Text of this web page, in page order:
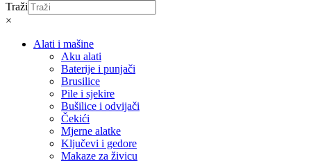
Traži
×
Alati i mašine
Aku alati
Baterije i punjači
Brusilice
Pile i sjekire
Bušilice i odvijači
Čekići
Mjerne alatke
Ključevi i gedore
Makaze za živicu